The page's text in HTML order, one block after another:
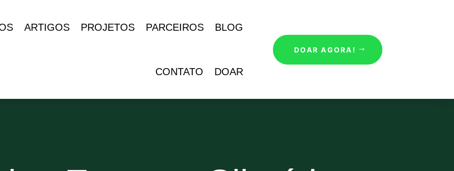
ARTIGOS PROJETOS PARCEIROS BLOG
CONTATO DOAR
DOAR AGORA!